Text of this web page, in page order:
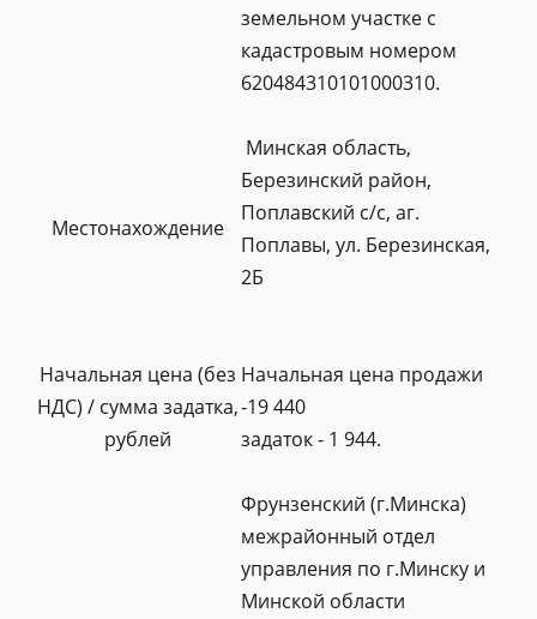
земельном участке с
кадастровым номером
620484310101000310.
Местонахождение
Минская область,
Березинский район,
Поплавский с/с, аг.
Поплавы, ул. Березинская,
2Б
Начальная цена (без
НДС) / сумма задатка,
рублей
Начальная цена продажи
-19 440
задаток - 1 944.
Фрунзенский (г.Минска)
межрайонный отдел
управления по г.Минску и
Минской области